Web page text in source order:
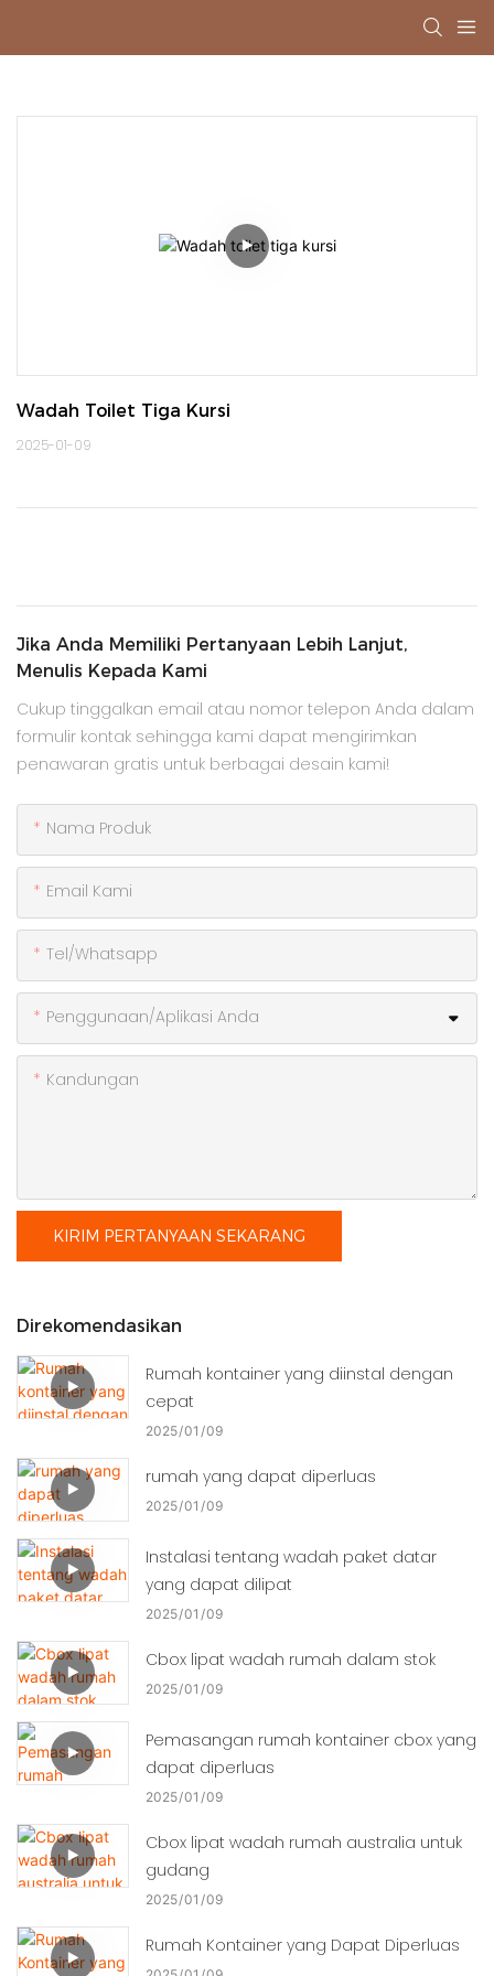
Wadah Toilet Tiga Kursi
2025-01-09
Jika Anda Memiliki Pertanyaan Lebih Lanjut,
Menulis Kepada Kami
Cukup tinggalkan email atau nomor telepon Anda dalam
formulir kontak sehingga kami dapat mengirimkan
penawaran gratis untuk berbagai desain kami!
Nama Produk
Email Kami
Tel/whatsapp
Penggunaan/Aplikasi Anda
Kandungan
KIRIM PERTANYAAN SEKARANG
Direkomendasikan
Rumah kontainer yang diinstal dengan
cepat
2025 01 09
rumah yang dapat diperluas
2025 01 09
Instalasi tentang wadah paket datar
yang dapat dilipat
2025 01 09
Cbox lipat wadah rumah dalam stok
2025 01 09
Pemasangan rumah kontainer cbox yang
dapat diperluas
2025 01 09
Cbox lipat wadah rumah australia untuk
gudang
2025 01 09
Rumah Kontainer yang Dapat Diperluas